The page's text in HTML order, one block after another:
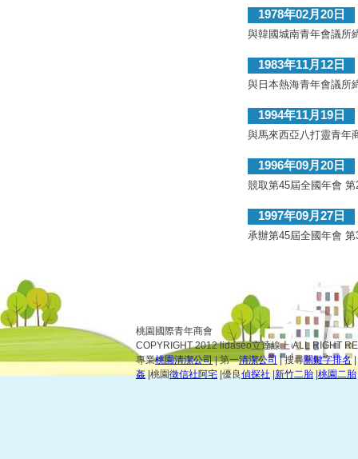
1978年02月20日
與韓國城南青年會議所
1983年11月12日
與日本熱海青年會議所
1994年11月19日
與馬來西亞八打靈青年
1996年09月20日
競取第45屆全國年會
1997年09月27日
承辦第45屆全國年會
桃園國際青年商會
COPYRIGHT 2012 lidaseo立達線上 ALL RIGHT
專業桃園清潔公司| 第一清潔公司| 搜尋關鍵字排名|
姦|桃園徵信社阿宅|優良偵探社|新竹二胎|桃園二胎